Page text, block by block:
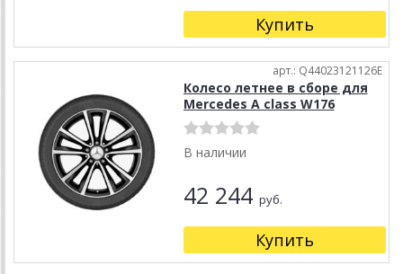
Купить
арт.: Q44023121126E
Колесо летнее в сборе для
Mercedes A class W176
В наличии
42 244 руб.
Купить